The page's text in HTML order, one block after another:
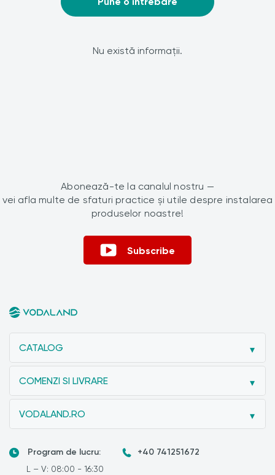
Nu există informații.
Abonează-te la canalul nostru —
vei afla multe de sfaturi practice și utile despre instalarea
produselor noastre!
Subscribe
CATALOG
COMENZI SI LIVRARE
VODALAND.RO
Program de lucru:
L – V: 08:00 - 16:30
+40 741251672